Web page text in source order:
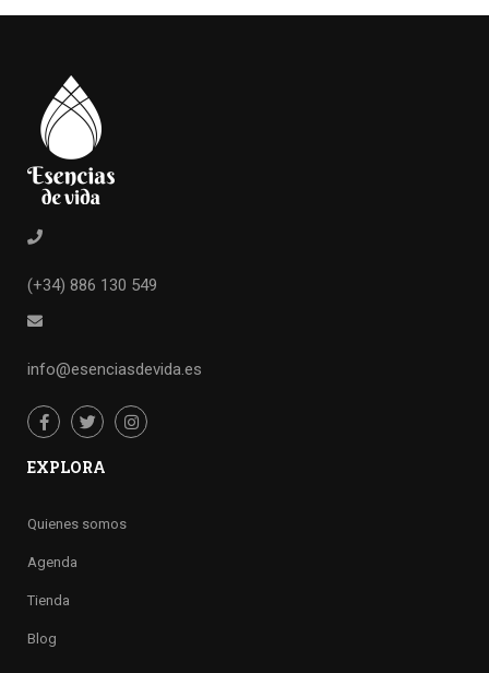
(+34) 886 130 549
info@esenciasdevida.es
EXPLORA
Quienes somos
Agenda
Tienda
Blog